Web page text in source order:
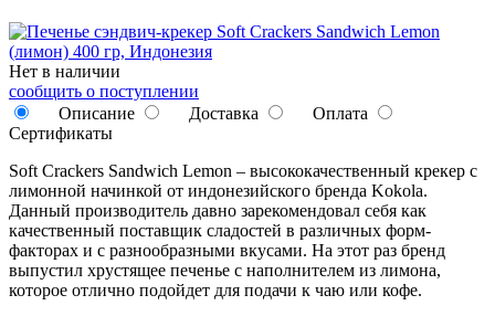
Нет в наличии
сообщить о поступлении
Описание
Доставка
Оплата
Сертификаты
Soft Crackers Sandwich Lemon – высококачественный крекер с
лимонной начинкой от индонезийского бренда Kokola.
Данный производитель давно зарекомендовал себя как
качественный поставщик сладостей в различных форм-
факторах и с разнообразными вкусами. На этот раз бренд
выпустил хрустящее печенье с наполнителем из лимона,
которое отлично подойдет для подачи к чаю или кофе.